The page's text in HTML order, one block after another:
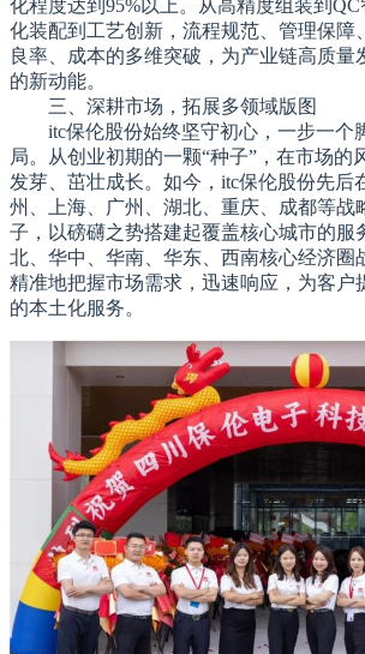
化程度达到95%以上。从高精度组装到
化装配到工艺创新，流程规范、管理保障
良率、成本的多维突破，为产业链高质量
的新动能。
三、深耕市场，拓展多领域版图
itc保伦股份始终坚守初心，一步一个
局。从创业初期的一颗“种子”，在市场的
发芽、茁壮成长。如今，itc保伦股份先后
州、上海、广州、湖北、重庆、成都等战
子，以磅礴之势搭建起覆盖核心城市的服
北、华中、华南、华东、西南核心经济圈
精准地把握市场需求，迅速响应，为客户
的本土化服务。